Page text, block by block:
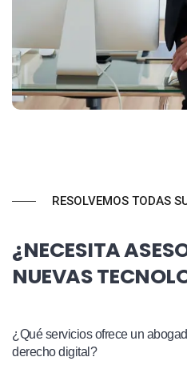
RESOLVEMOS TODAS
¿NECESITA
NUEVAS
¿Qué servicios ofrece un
derecho digital?